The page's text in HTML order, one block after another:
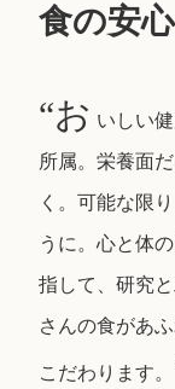
食の安
“お いしい
所属。栄養面
く。可能な限
うに。心と体
指して、研究
さんの食があ
こだわります。